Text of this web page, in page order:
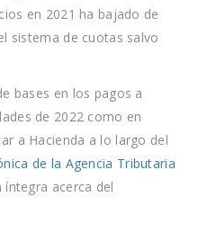
en 2021 ha bajado de
sistema de cuotas salvo
bases en los pagos a
de 2022 como en
a Hacienda a lo largo del
de la Agencia Tributaria
acerca del